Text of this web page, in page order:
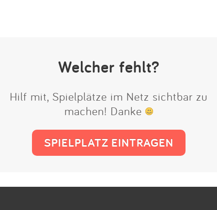
Welcher fehlt?
Hilf mit, Spielplätze im Netz sichtbar zu
machen! Danke
SPIELPLATZ EINTRAGEN